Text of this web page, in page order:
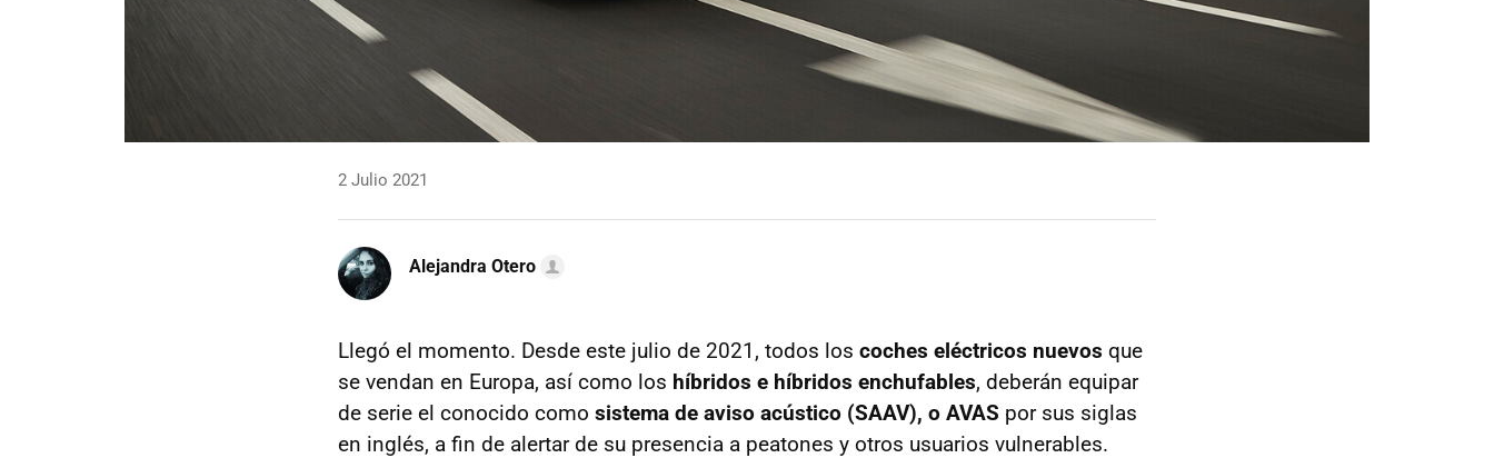
2 Julio 2021
Alejandra Otero
Llegó el momento. Desde este julio de 2021, todos los coches eléctricos nuevos que
se vendan en Europa, así como los híbridos e híbridos enchufables, deberán equipar
de serie el conocido como sistema de aviso acústico (SAAV), o AVAS por sus siglas
en inglés, a fin de alertar de su presencia a peatones y otros usuarios vulnerables.